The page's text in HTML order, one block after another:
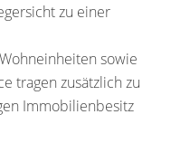
zu einer
sowie
tragen zusätzlich zu
Immobilienbesitz